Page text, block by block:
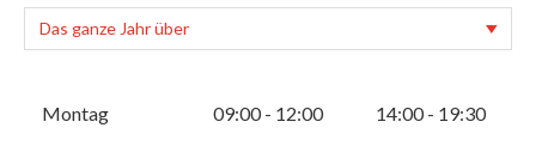
Montag 09:00 - 12:00 14:00 - 19:30